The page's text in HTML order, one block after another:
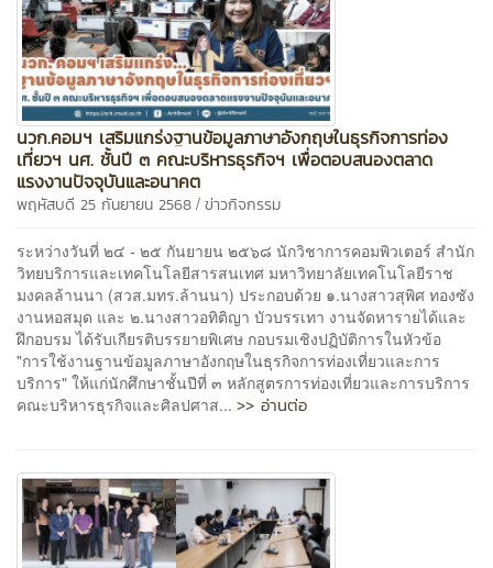
นวก.คอมฯ เสริมแกร่งฐานข้อมูลภาษาอังกฤษในธุรกิจการท่อง
เที่ยวฯ นศ. ชั้นปี ๓ คณะบริหารธุรกิจฯ เพื่อตอบสนองตลาด
แรงงานปัจจุบันและอนาคต
พฤหัสบดี 25 กันยายน 2568 / ข่าวกิจกรรม
ระหว่างวันที่ ๒๔ - ๒๕ กันยายน ๒๕๖๘ นักวิชาการคอมพิวเตอร์ สำนัก
วิทยบริการและเทคโนโลยีสารสนเทศ มหาวิทยาลัยเทคโนโลยีราช
มงคลล้านนา (สวส.มทร.ล้านนา) ประกอบด้วย ๑.นางสาวสุพิศ ทองซัง
งานหอสมุด และ ๒.นางสาวอทิติญา บัวบรรเทา งานจัดหารายได้และ
ฝึกอบรม ได้รับเกียรติบรรยายพิเศษ กอบรมเชิงปฏิบัติการในหัวข้อ
"การใช้งานฐานข้อมูลภาษาอังกฤษในธุรกิจการท่องเที่ยวและการ
บริการ" ให้แก่นักศึกษาชั้นปีที่ ๓ หลักสูตรการท่องเที่ยวและการบริการ
คณะบริหารธุรกิจและศิลปศาส... >> อ่านต่อ